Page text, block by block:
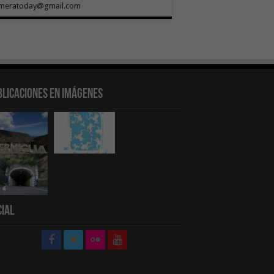
en Imágenes